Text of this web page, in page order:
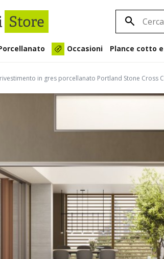
Occasioni Plance cotto
in gres porcellanato Portland Stone Cross